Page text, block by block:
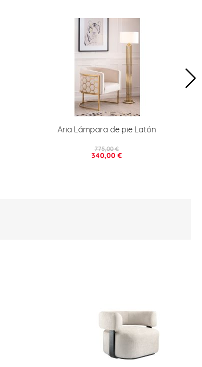
Aria Lámpara de pie Latón
340,00 €
775,00 €